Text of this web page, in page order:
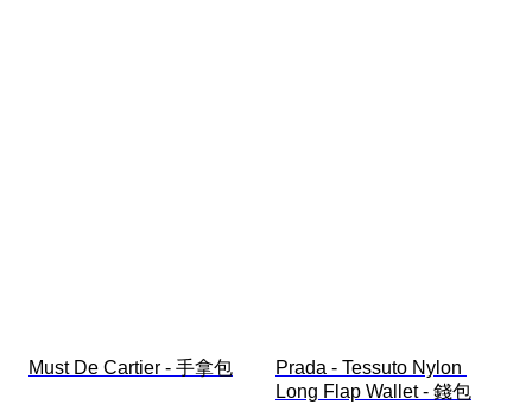
Must De Cartier - 手拿包
Prada - Tessuto Nylon
Long Flap Wallet - 錢包